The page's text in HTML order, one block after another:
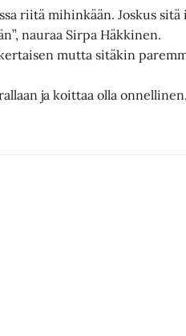
riitä mihinkään. Joskus
nauraa Sirpa Häkkinen.
mutta sitäkin
ja koittaa olla